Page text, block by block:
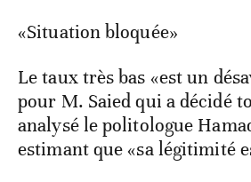
«Situation bloquée»
Le taux très bas «est un
pour M. Saied qui a décidé
analysé le politologue
estimant que «sa légitimité